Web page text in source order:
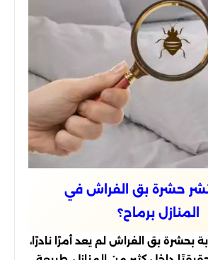
حشرة بق الفراش في
المنازل برماح؟
بحشرة بق الفراش لم يعد أمرًا نادرًا،